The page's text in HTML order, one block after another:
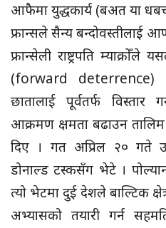
आफैमा युद्धकार्य (बअत या
फ्रान्सले सैन्य बन्दोवस्तीलाई
फ्रान्सेली राष्ट्रपति म्याक्रोँले
(forward deterrence)
छातालाई पूर्वतर्फ
आक्रमण क्षमता बढाउन
दिए । गत अप्रिल २० गते
डोनाल्ड टस्कसँग भेटे ।
त्यो भेटमा दुई देशले बाल्टिक
अभ्यासको तयारी गर्न